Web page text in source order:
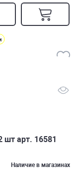
шт арт. 16581
Наличие в магазинах